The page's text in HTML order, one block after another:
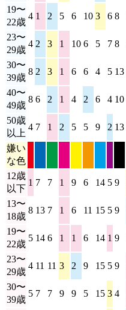
19〜
22歳
4 1 2 5 6 10 3 6 8
23〜
29歳
4 2 3 1 10 6 5 7 8
30〜
39歳
8 2 3 1 6 6 4 5 13
40〜
49歳
8 6 2 1 4 2 6 4 10
50歳
以上
4 7 1 2 5 5 9 2 13
嫌い
な色
12歳
以下
1 7 7 1 9 6 14 5 9
13〜
18歳
8 13 7 1 6 11 15 5 9
19〜
22歳
5 14 6 1 1 6 14 1 9
23〜
29歳
4 11 11 3 2 9 15 5 9
30〜
39歳
5 7 7 9 9 5 15 3 4